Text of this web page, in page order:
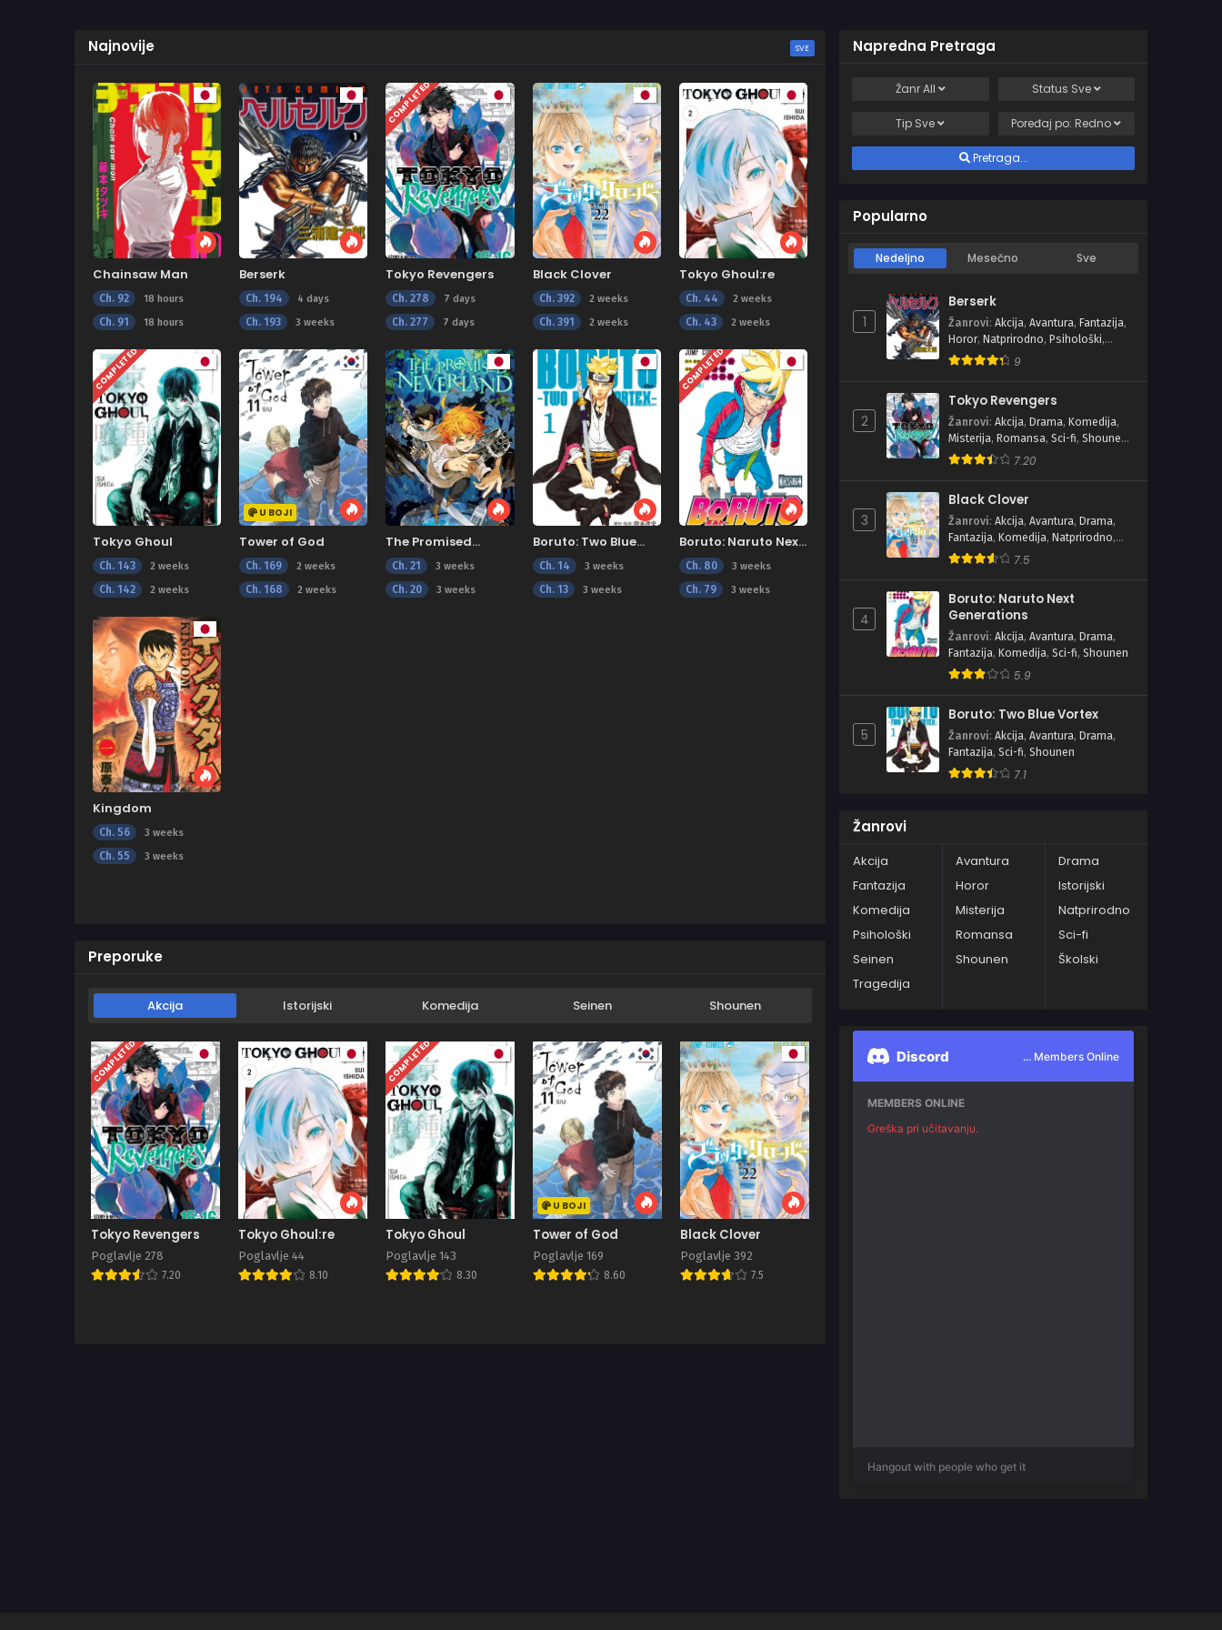
Najnovije SVE
Chainsaw Man
Ch. 92 18 hours
Ch. 91 18 hours
Berserk
Ch. 194 4 days
Ch. 193 3 weeks
COMPLETED
Tokyo Revengers
Ch. 278 7 days
Ch. 277 7 days
Black Clover
Ch. 392 2 weeks
Ch. 391 2 weeks
Tokyo Ghoul:re
Ch. 44 2 weeks
Ch. 43 2 weeks
COMPLETED
Tokyo Ghoul
Ch. 143 2 weeks
Ch. 142 2 weeks
U BOJI
Tower of God
Ch. 169 2 weeks
Ch. 168 2 weeks
The Promised
Neverland
Ch. 21 3 weeks
Ch. 20 3 weeks
Boruto: Two Blue
Vortex
Ch. 14 3 weeks
Ch. 13 3 weeks
COMPLETED
Boruto: Naruto Next
Generations
Ch. 80 3 weeks
Ch. 79 3 weeks
Kingdom
Ch. 56 3 weeks
Ch. 55 3 weeks
Preporuke
Akcija Istorijski Komedija Seinen Shounen
COMPLETED
Tokyo Revengers
Poglavlje 278
7.20
Tokyo Ghoul:re
Poglavlje 44
8.10
COMPLETED
Tokyo Ghoul
Poglavlje 143
8.30
U BOJI
Tower of God
Poglavlje 169
8.60
Black Clover
Poglavlje 392
7.5
Napredna Pretraga
ŽanrAll Status Sve
Tip Sve Poređaj po: Redno
Pretraga...
Popularno
Nedeljno Mesečno Sve
1
Berserk
Žanrovi: Akcija, Avantura, Fantazija,
Horor, Natprirodno, Psihološki,
Seinen,Tragedija
9
2
Tokyo Revengers
Žanrovi: Akcija, Drama, Komedija,
Misterija, Romansa, Sci-fi, Shounen,
Školski
7.20
3
Black Clover
Žanrovi: Akcija, Avantura, Drama,
Fantazija, Komedija, Natprirodno,
Shounen
7.5
4
Boruto: Naruto Next
Generations
Žanrovi: Akcija, Avantura, Drama,
Fantazija, Komedija, Sci-fi, Shounen
5.9
5
Boruto: Two Blue Vortex
Žanrovi: Akcija, Avantura, Drama,
Fantazija, Sci-fi, Shounen
7.1
Žanrovi
Akcija Avantura
Drama
Fantazija
Horor
Istorijski
Komedija
Misterija
Natprirodno
Psihološki
Romansa
Sci-fi
Seinen
Shounen
Školski
Tragedija
Discord ... Members Online
MEMBERS ONLINE
Greška pri učitavanju.
Hangout with people who get it